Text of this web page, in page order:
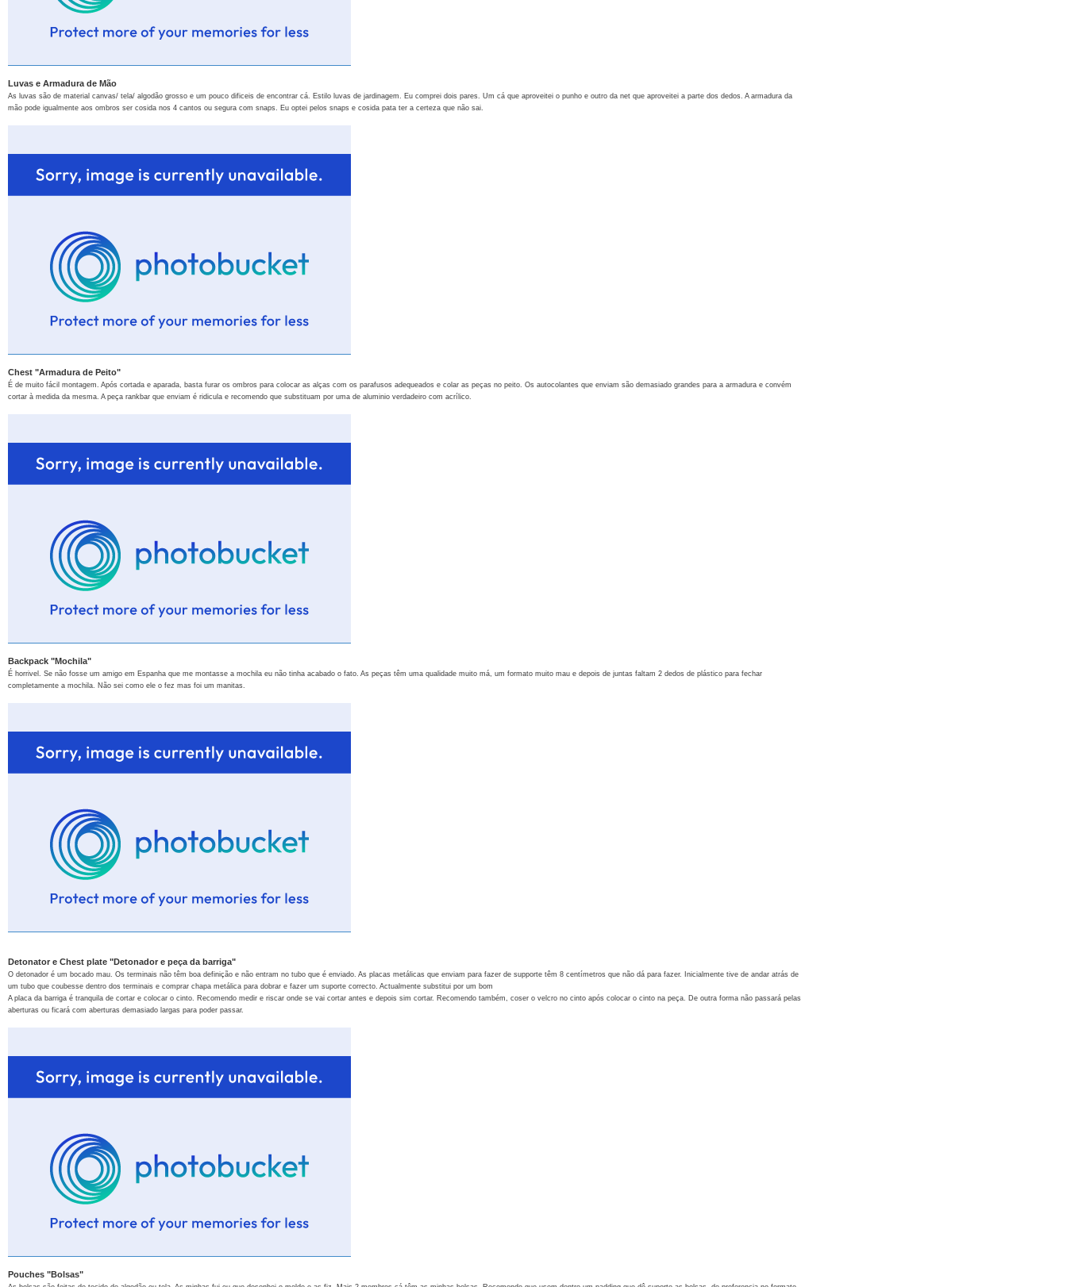
Luvas e Armadura de Mão
As luvas são de material canvas/ tela/ algodão grosso e um pouco dificeis de encontrar cá. Estilo luvas de jardinagem. Eu comprei dois pares. Um cá que aproveitei o punho e outro da net que aproveitei a parte dos dedos. A armadura da
mão pode igualmente aos ombros ser cosida nos 4 cantos ou segura com snaps. Eu optei pelos snaps e cosida pata ter a certeza que não sai.
Chest "Armadura de Peito"
É de muito fácil montagem. Após cortada e aparada, basta furar os ombros para colocar as alças com os parafusos adequeados e colar as peças no peito. Os autocolantes que enviam são demasiado grandes para a armadura e convém
cortar à medida da mesma. A peça rankbar que enviam é ridicula e recomendo que substituam por uma de aluminio verdadeiro com acrílico.
Backpack "Mochila"
É horrivel. Se não fosse um amigo em Espanha que me montasse a mochila eu não tinha acabado o fato. As peças têm uma qualidade muito má, um formato muito mau e depois de juntas faltam 2 dedos de plástico para fechar
completamente a mochila. Não sei como ele o fez mas foi um manitas.
Detonator e Chest plate "Detonador e peça da barriga"
O detonador é um bocado mau. Os terminais não têm boa definição e não entram no tubo que é enviado. As placas metálicas que enviam para fazer de supporte têm 8 centímetros que não dá para fazer. Inicialmente tive de andar atrás de
um tubo que coubesse dentro dos terminais e comprar chapa metálica para dobrar e fazer um suporte correcto. Actualmente substitui por um bom
A placa da barriga é tranquila de cortar e colocar o cinto. Recomendo medir e riscar onde se vai cortar antes e depois sim cortar. Recomendo também, coser o velcro no cinto após colocar o cinto na peça. De outra forma não passará pelas
aberturas ou ficará com aberturas demasiado largas para poder passar.
Pouches "Bolsas"